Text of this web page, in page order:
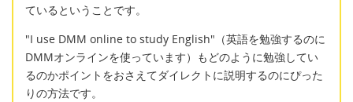
ているということです。
"I use DMM online to study English"（英語を勉強するのに
DMMオンラインを使っています）もどのように勉強してい
るのかポイントをおさえてダイレクトに説明するのにぴった
りの方法です。